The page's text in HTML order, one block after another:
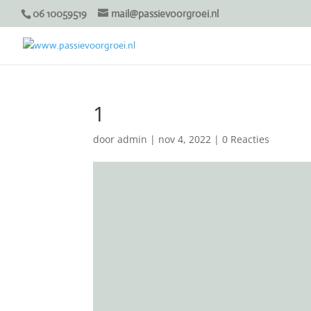
06 10059519 mail@passievoorgroei.nl
1
dooradmin | nov 4, 2022 |0 Reacties